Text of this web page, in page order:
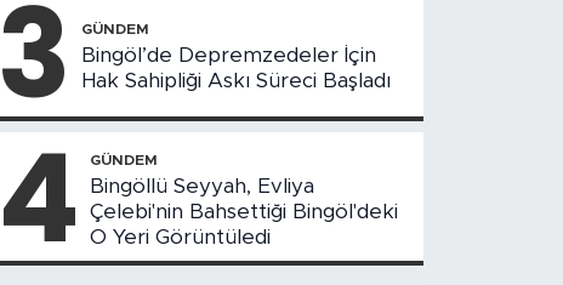
Yapıldı
3 GÜNDEM
Bingöl’de Depremzedeler İçin
Hak Sahipliği Askı Süreci Başladı
4 GÜNDEM
Bingöllü Seyyah, Evliya
Çelebi'nin Bahsettiği Bingöl'deki
O Yeri Görüntüledi